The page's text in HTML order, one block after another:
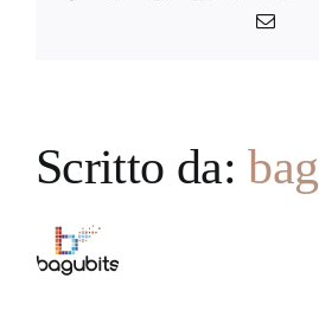
Email
Scritto da: